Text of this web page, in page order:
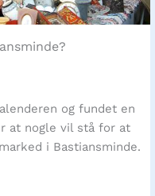
og fundet en
at nogle vil stå for at
i Bastiansminde.